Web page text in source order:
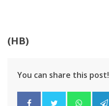
(HB)
You can share this post!